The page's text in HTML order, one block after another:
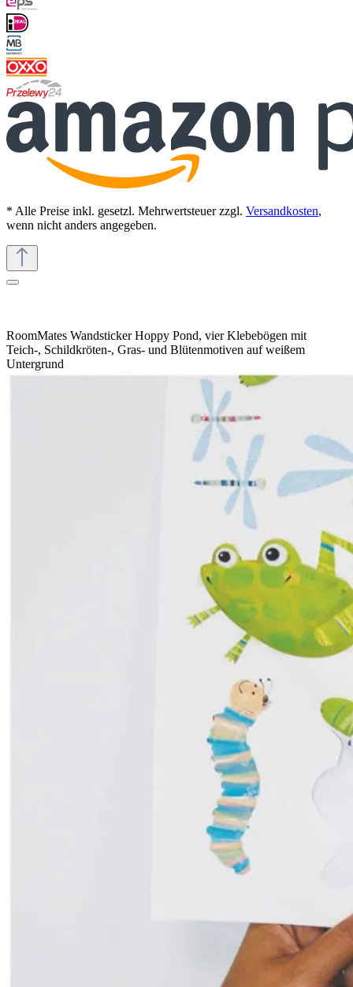
RoomMates Wandsticker Hoppy Pond, vier Klebebögen mit
Teich-, Schildkröten-, Gras- und Blütenmotiven auf weißem
Untergrund
* Alle Preise inkl. gesetzl. Mehrwertsteuer zzgl. Versandkosten,
wenn nicht anders angegeben.